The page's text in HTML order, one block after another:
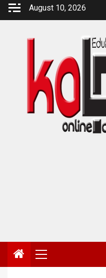
Skip
August 10, 2026
Primary
Menu